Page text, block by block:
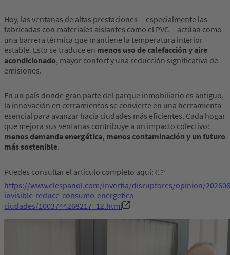
Hoy, las ventanas de altas prestaciones —especialmente las
fabricadas con materiales aislantes como el PVC— actúan como
una barrera térmica que mantiene la temperatura interior
estable. Esto se traduce en menos uso de calefacción y aire
acondicionado, mayor confort y una reducción significativa de
emisiones.
En un país donde gran parte del parque inmobiliario es antiguo,
la innovación en cerramientos se convierte en una herramienta
esencial para avanzar hacia ciudades más eficientes. Cada hogar
que mejora sus ventanas contribuye a un impacto colectivo:
menos demanda energética, menos contaminación y un futuro
más sostenible.
Puedes consultar el artículo completo aquí: 👉
https://www.elespanol.com/invertia/disruptores/opinion/
invisible-reduce-consumo-energetico-
ciudades/1003744268217_12.html